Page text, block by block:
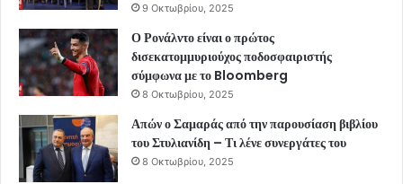
9 Οκτωβρίου, 2025
Ο Ρονάλντο είναι ο πρώτος
δισεκατομμυριούχος ποδοσφαιριστής
σύμφωνα με το Bloomberg
8 Οκτωβρίου, 2025
Απών ο Σαμαράς από την παρουσίαση βιβλίου
του Στυλιανίδη – Τι λένε συνεργάτες του
8 Οκτωβρίου, 2025